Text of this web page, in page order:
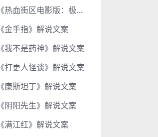
《热血街区电影版：极恶王续篇》解说文案
《金手指》解说文案
《我不是药神》解说文案
《打更人怪谈》解说文案
《康斯坦丁》解说文案
《阴阳先生》解说文案
《满江红》解说文案